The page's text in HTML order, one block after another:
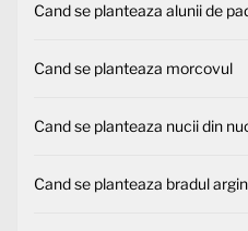
Cand se planteaza alunii de
Cand se planteaza morcovul
Cand se planteaza nucii din
Cand se planteaza bradul